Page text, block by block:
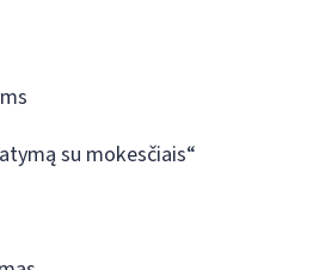
su mokesčiais“